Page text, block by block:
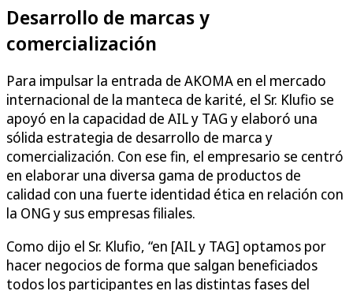
Desarrollo de marcas y
comercialización
Para impulsar la entrada de AKOMA en el mercado
internacional de la manteca de karité, el Sr. Klufio se
apoyó en la capacidad de AIL y TAG y elaboró una
sólida estrategia de desarrollo de marca y
comercialización. Con ese fin, el empresario se centró
en elaborar una diversa gama de productos de
calidad con una fuerte identidad ética en relación con
la ONG y sus empresas filiales.
Como dijo el Sr. Klufio, “en [AIL y TAG] optamos por
hacer negocios de forma que salgan beneficiados
todos los participantes en las distintas fases del